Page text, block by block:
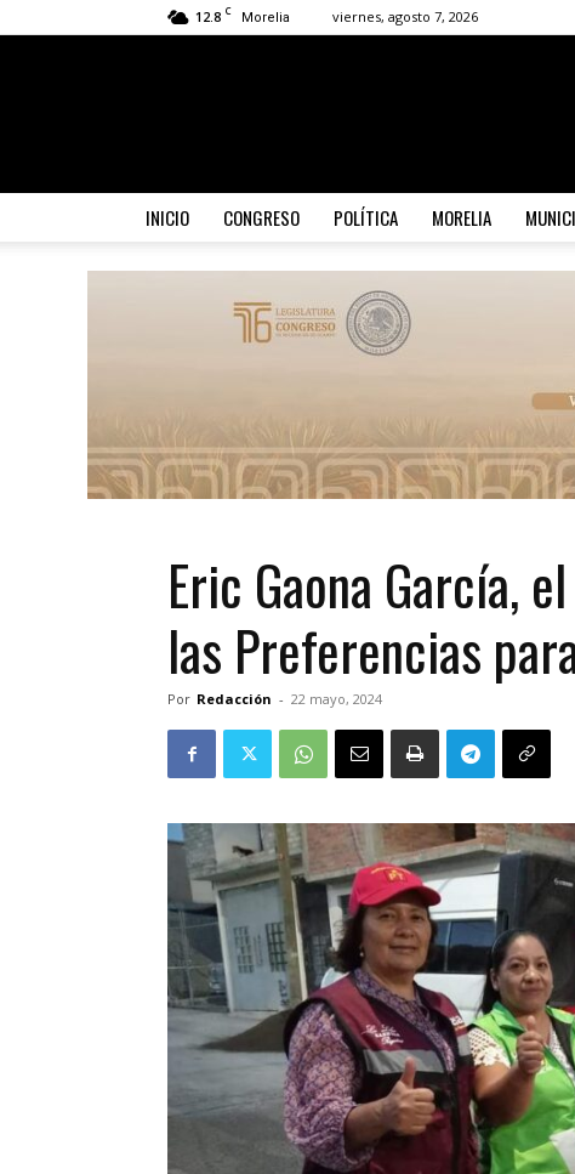
12.8 C Morelia viernes, agosto 7, 2026
INICIO CONGRESO POLÍTICA MORELIA
Eric Gaona García,
las Preferencias
Por Redacción - 22 mayo, 2024